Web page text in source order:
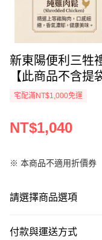
新東陽便利三牲
【此商品不含提
宅配滿NT$1,000免運
NT$1,040
※ 本商品不適用折價券
請選擇商品選項
付款與運送方式